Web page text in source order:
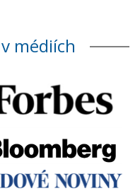
médiích